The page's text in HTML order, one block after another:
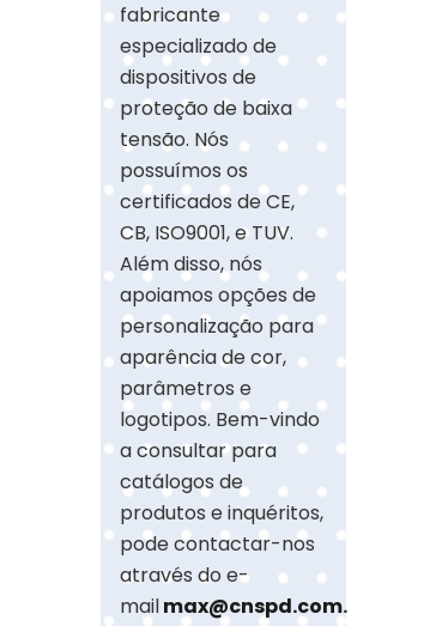
fabricante
especializado de
dispositivos de
proteção de baixa
tensão. Nós
possuímos os
certificados de CE,
CB, ISO9001, e TUV.
Além disso, nós
apoiamos opções de
personalização para
aparência de cor,
parâmetros e
logotipos. Bem-vindo
a consultar para
catálogos de
produtos e inquéritos,
pode contactar-nos
através do e-
mailmax@cnspd.com.